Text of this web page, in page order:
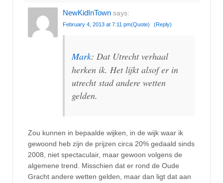
NewKidInTown says:
February 4, 2013 at 7:11 pm(Quote) (Reply)
Mark: Dat Utrecht verhaal
herken ik. Het lijkt alsof er in
utrecht stad andere wetten
gelden.
Zou kunnen in bepaalde wijken, in de wijk waar ik
gewoond heb zijn de prijzen circa 20% gedaald sinds
2008, niet spectaculair, maar gewoon volgens de
algemene trend. Misschien dat er rond de Oude
Gracht andere wetten gelden, maar dan ligt dat aan